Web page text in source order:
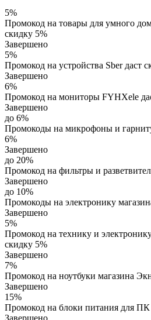
5%
Промокод на товары для умного
скидку 5%
Завершено
5%
Промокод на устройства Sber даст
Завершено
6%
Промокод на мониторы FYHXele
Завершено
до 6%
Промокоды на микрофоны и
6%
Завершено
до 20%
Промокод на фильтры и
Завершено
до 10%
Промокоды на электронику
Завершено
5%
Промокод на технику и
скидку 5%
Завершено
7%
Промокод на ноутбуки магазина
Завершено
15%
Промокод на блоки питания для ПК
Завершено